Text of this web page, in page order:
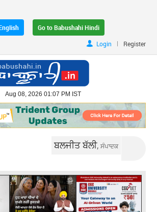
Go to Babushahi Hindi
Login
| Register
Aug 08, 2026 01:07 PM IST
ਬਲਜੀਤ ਬੱਲੀ,ਸੰਪਾਦਕ